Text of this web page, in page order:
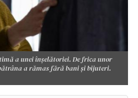
a unei înșelătoriei. De frica unor
a rămas fără bani și bijuteri.